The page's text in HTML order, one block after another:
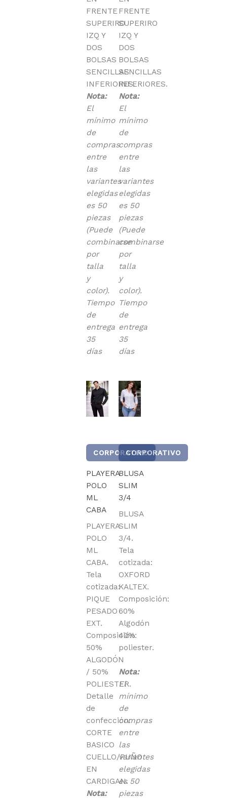
FRENTE
SUPERIRO
IZQ Y
DOS
BOLSAS
SENCILLAS
INFERIORES.
Nota:
El
mínimo
de
compras
entre
las
variantes
elegidas
es 50
piezas
(Puede
combinarse
por
talla
y
color).
Tiempo
de
entrega
35
días
FRENTE
SUPERIRO
IZQ Y
DOS
BOLSAS
SENCILLAS
INFERIORES.
Nota:
El
mínimo
de
compras
entre
las
variantes
elegidas
es 50
piezas
(Puede
combinarse
por
talla
y
color).
Tiempo
de
entrega
35
días
CORPORATIVO
PLAYERA
POLO
ML
CABA
PLAYERA
POLO
ML
CABA.
Tela
cotizada:
PIQUE
PESADO
EXT.
Composición:
50%
ALGODÓN
/ 50%
POLIESTER.
Detalle
de
confección:
CORTE
BASICO
CUELLO/PUÑO
EN
CARDIGAN.
Nota:
CORPORATIVO
BLUSA
SLIM
3/4
BLUSA
SLIM
3/4.
Tela
cotizada:
OXFORD
KALTEX.
Composición:
60%
Algodón
40%
poliester.
Nota:
El
mínimo
de
compras
entre
las
variantes
elegidas
es 50
piezas